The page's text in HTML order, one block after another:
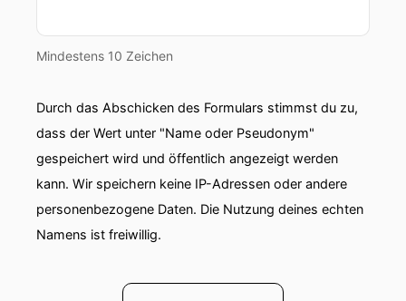
Mindestens 10 Zeichen
Durch das Abschicken des Formulars stimmst du zu,
dass der Wert unter "Name oder Pseudonym"
gespeichert wird und öffentlich angezeigt werden
kann. Wir speichern keine IP-Adressen oder andere
personenbezogene Daten. Die Nutzung deines echten
Namens ist freiwillig.